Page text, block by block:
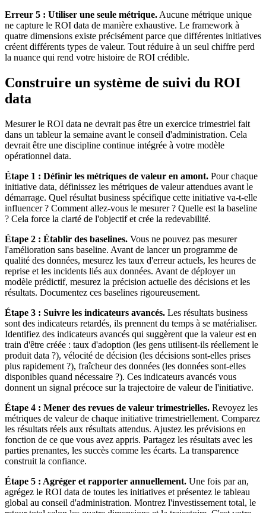
Erreur 5 : Utiliser une seule métrique. Aucune métrique unique
ne capture le ROI data de manière exhaustive. Le framework à
quatre dimensions existe précisément parce que différentes initiatives
créent différents types de valeur. Tout réduire à un seul chiffre perd
la nuance qui rend votre histoire de ROI crédible.
Construire un système de suivi du ROI
data
Mesurer le ROI data ne devrait pas être un exercice trimestriel fait
dans un tableur la semaine avant le conseil d'administration. Cela
devrait être une discipline continue intégrée à votre modèle
opérationnel data.
Étape 1 : Définir les métriques de valeur en amont. Pour chaque
initiative data, définissez les métriques de valeur attendues avant le
démarrage. Quel résultat business spécifique cette initiative va-t-elle
influencer ? Comment allez-vous le mesurer ? Quelle est la baseline
? Cela force la clarté de l'objectif et crée la redevabilité.
Étape 2 : Établir des baselines. Vous ne pouvez pas mesurer
l'amélioration sans baseline. Avant de lancer un programme de
qualité des données, mesurez les taux d'erreur actuels, les heures de
reprise et les incidents liés aux données. Avant de déployer un
modèle prédictif, mesurez la précision actuelle des décisions et les
résultats. Documentez ces baselines rigoureusement.
Étape 3 : Suivre les indicateurs avancés. Les résultats business
sont des indicateurs retardés, ils prennent du temps à se matérialiser.
Identifiez des indicateurs avancés qui suggèrent que la valeur est en
train d'être créée : taux d'adoption (les gens utilisent-ils réellement le
produit data ?), vélocité de décision (les décisions sont-elles prises
plus rapidement ?), fraîcheur des données (les données sont-elles
disponibles quand nécessaire ?). Ces indicateurs avancés vous
donnent un signal précoce sur la trajectoire de valeur de l'initiative.
Étape 4 : Mener des revues de valeur trimestrielles. Revoyez les
métriques de valeur de chaque initiative trimestriellement. Comparez
les résultats réels aux résultats attendus. Ajustez les prévisions en
fonction de ce que vous avez appris. Partagez les résultats avec les
parties prenantes, les succès comme les écarts. La transparence
construit la confiance.
Étape 5 : Agréger et rapporter annuellement. Une fois par an,
agrégez le ROI data de toutes les initiatives et présentez le tableau
global au conseil d'administration. Montrez l'investissement total, le